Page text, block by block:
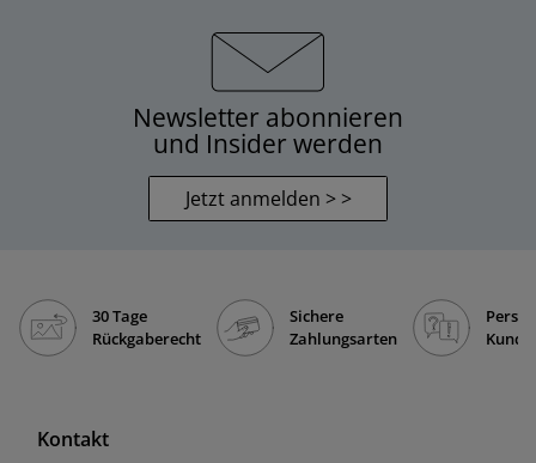
Newsletter abonnieren
und Insider werden
Jetzt anmelden > >
30 Tage
Rückgaberecht
Sichere
Zahlungsarten
Kontakt